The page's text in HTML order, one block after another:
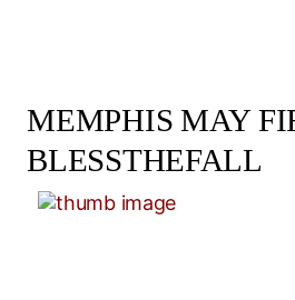
MEMPHIS MAY
BLESSTHEFALL